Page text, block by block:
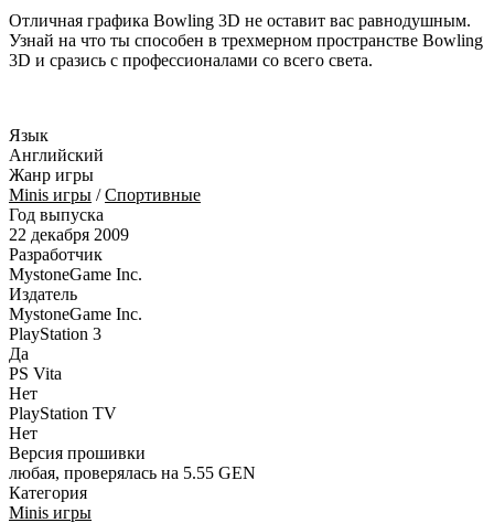
Отличная графика Bowling 3D не оставит вас равнодушным.
Узнай на что ты способен в трехмерном пространстве Bowling
3D и сразись с профессионалами со всего света.
Язык
Английский
Жанр игры
Minis игры /Спортивные
Год выпуска
22 декабря 2009
Разработчик
MystoneGame Inc.
Издатель
MystoneGame Inc.
PlayStation 3
Да
PS Vita
Нет
PlayStation TV
Нет
Версия прошивки
любая, проверялась на 5.55 GEN
Категория
Minis игры